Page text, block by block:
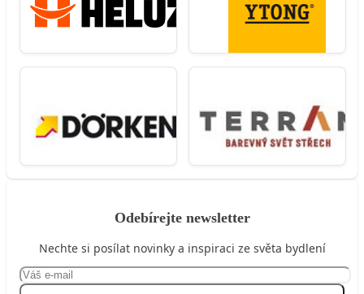
Odebírejte newsletter
Nechte si posílat novinky a inspiraci ze světa bydlení